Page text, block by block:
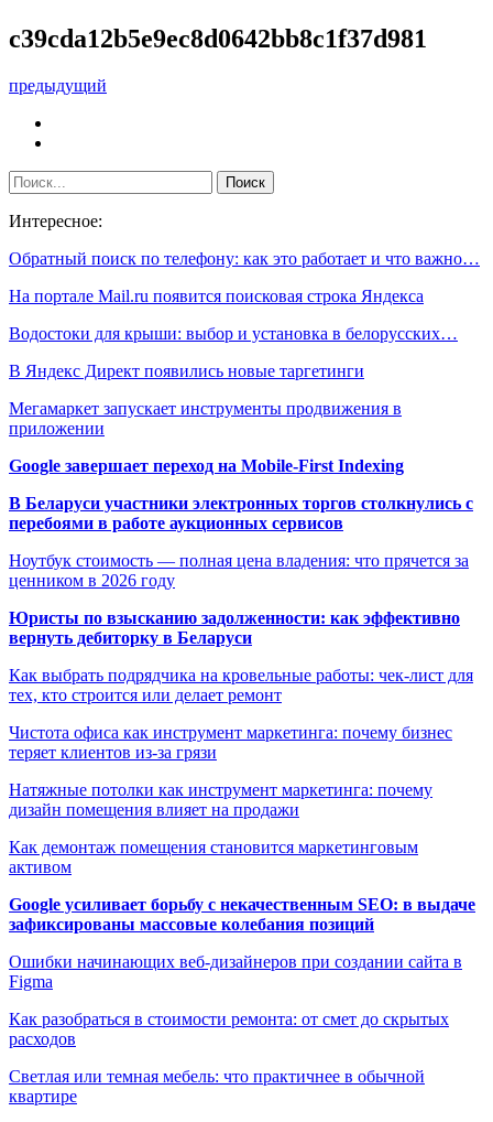
c39cda12b5e9ec8d0642bb8c1f37d981
предыдущий
Интересное:
Обратный поиск по телефону: как это работает и что важно…
На портале Mail.ru появится поисковая строка Яндекса
Водостоки для крыши: выбор и установка в белорусских…
В Яндекс Директ появились новые таргетинги
Мегамаркет запускает инструменты продвижения в
приложении
Google завершает переход на Mobile-First Indexing
В Беларуси участники электронных торгов столкнулись с
перебоями в работе аукционных сервисов
Ноутбук стоимость — полная цена владения: что прячется за
ценником в 2026 году
Юристы по взысканию задолженности: как эффективно
вернуть дебиторку в Беларуси
Как выбрать подрядчика на кровельные работы: чек-лист для
тех, кто строится или делает ремонт
Чистота офиса как инструмент маркетинга: почему бизнес
теряет клиентов из-за грязи
Натяжные потолки как инструмент маркетинга: почему
дизайн помещения влияет на продажи
Как демонтаж помещения становится маркетинговым
активом
Google усиливает борьбу с некачественным SEO: в выдаче
зафиксированы массовые колебания позиций
Ошибки начинающих веб-дизайнеров при создании сайта в
Figma
Как разобраться в стоимости ремонта: от смет до скрытых
расходов
Светлая или темная мебель: что практичнее в обычной
квартире